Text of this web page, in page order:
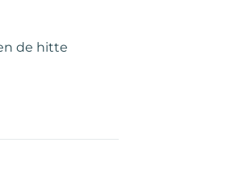
de hitte